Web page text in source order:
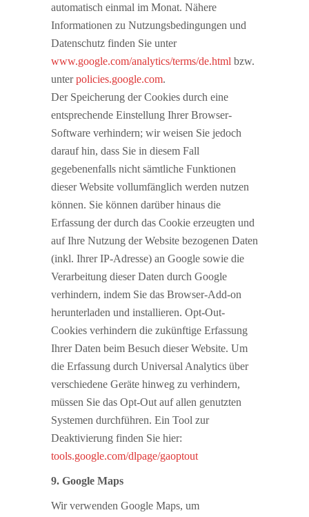
automatisch einmal im Monat. Nähere
Informationen zu Nutzungsbedingungen und
Datenschutz finden Sie unter
www.google.com/analytics/terms/de.html bzw.
unterpolicies.google.com.
Der Speicherung der Cookies durch eine
entsprechende Einstellung Ihrer Browser-
Software verhindern; wir weisen Sie jedoch
darauf hin, dass Sie in diesem Fall
gegebenenfalls nicht sämtliche Funktionen
dieser Website vollumfänglich werden nutzen
können. Sie können darüber hinaus die
Erfassung der durch das Cookie erzeugten und
auf Ihre Nutzung der Website bezogenen Daten
(inkl. Ihrer IP-Adresse) an Google sowie die
Verarbeitung dieser Daten durch Google
verhindern, indem Sie das Browser-Add-on
herunterladen und installieren. Opt-Out-
Cookies verhindern die zukünftige Erfassung
Ihrer Daten beim Besuch dieser Website. Um
die Erfassung durch Universal Analytics über
verschiedene Geräte hinweg zu verhindern,
müssen Sie das Opt-Out auf allen genutzten
Systemen durchführen. Ein Tool zur
Deaktivierung finden Sie hier:
tools.google.com/dlpage/gaoptout
9. Google Maps
Wir verwenden Google Maps, um